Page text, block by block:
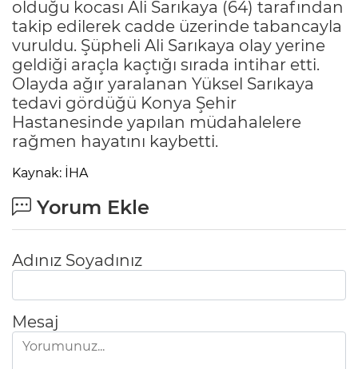
olduğu kocası Ali Sarıkaya (64) tarafından
takip edilerek cadde üzerinde tabancayla
vuruldu. Şüpheli Ali Sarıkaya olay yerine
geldiği araçla kaçtığı sırada intihar etti.
Olayda ağır yaralanan Yüksel Sarıkaya
tedavi gördüğü Konya Şehir
Hastanesinde yapılan müdahalelere
rağmen hayatını kaybetti.
Kaynak: İHA
Yorum Ekle
Adınız Soyadınız
Mesaj